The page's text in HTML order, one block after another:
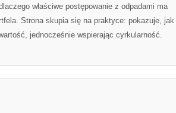
właściwe postępowanie z odpadami ma
Strona skupia się na praktyce: pokazuje, jak
jednocześnie wspierając cyrkularność.